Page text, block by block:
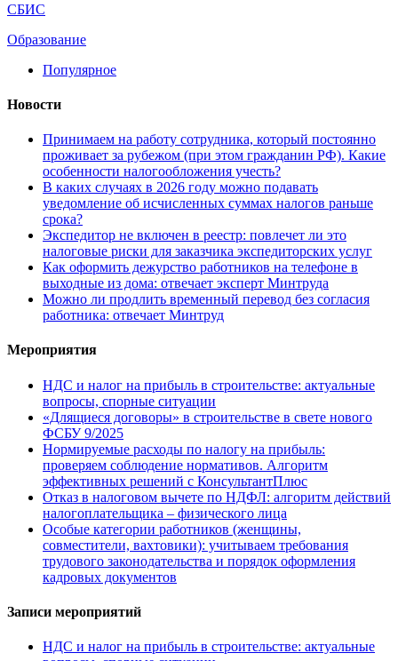
СБИС
Образование
Популярное
Новости
Принимаем на работу сотрудника, который постоянно
проживает за рубежом (при этом гражданин РФ). Какие
особенности налогообложения учесть?
В каких случаях в 2026 году можно подавать
уведомление об исчисленных суммах налогов раньше
срока?
Экспедитор не включен в реестр: повлечет ли это
налоговые риски для заказчика экспедиторских услуг
Как оформить дежурство работников на телефоне в
выходные из дома: отвечает эксперт Минтруда
Можно ли продлить временный перевод без согласия
работника: отвечает Минтруд
Мероприятия
НДС и налог на прибыль в строительстве: актуальные
вопросы, спорные ситуации
«Длящиеся договоры» в строительстве в свете нового
ФСБУ 9/2025
Нормируемые расходы по налогу на прибыль:
проверяем соблюдение нормативов. Алгоритм
эффективных решений с КонсультантПлюс
Отказ в налоговом вычете по НДФЛ: алгоритм действий
налогоплательщика – физического лица
Особые категории работников (женщины,
совместители, вахтовики): учитываем требования
трудового законодательства и порядок оформления
кадровых документов
Записи мероприятий
НДС и налог на прибыль в строительстве: актуальные